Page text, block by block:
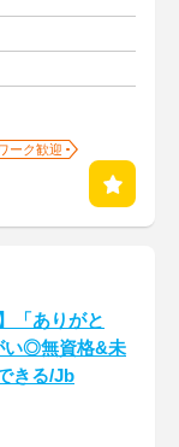
ーク歓迎
「ありがと
い◎無資格&未
きる/Jb